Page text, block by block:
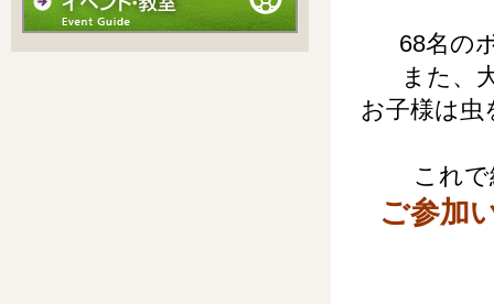
68名の
また、
お子様は
これ
ご参加